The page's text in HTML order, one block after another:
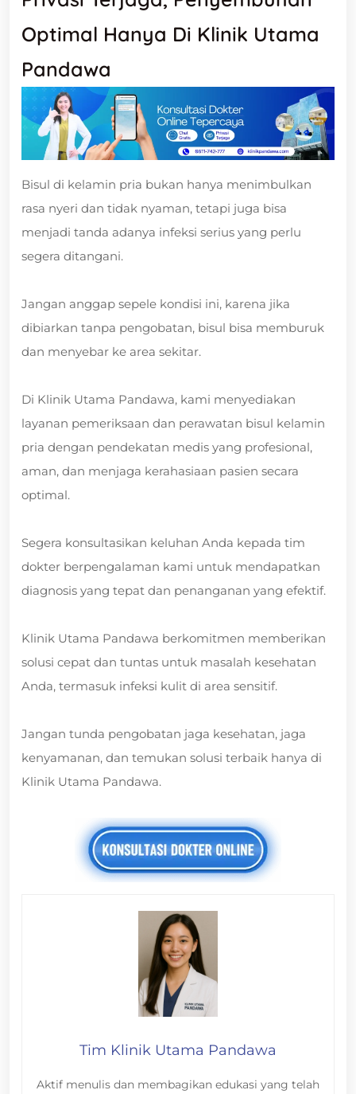
Optimal Hanya Di Klinik Utama
Pandawa
Bisul di kelamin pria bukan hanya menimbulkan
rasa nyeri dan tidak nyaman, tetapi juga bisa
menjadi tanda adanya infeksi serius yang perlu
segera ditangani.
Jangan anggap sepele kondisi ini, karena jika
dibiarkan tanpa pengobatan, bisul bisa memburuk
dan menyebar ke area sekitar.
Di Klinik Utama Pandawa, kami menyediakan
layanan pemeriksaan dan perawatan bisul kelamin
pria dengan pendekatan medis yang profesional,
aman, dan menjaga kerahasiaan pasien secara
optimal.
Segera konsultasikan keluhan Anda kepada tim
dokter berpengalaman kami untuk mendapatkan
diagnosis yang tepat dan penanganan yang efektif.
Klinik Utama Pandawa berkomitmen memberikan
solusi cepat dan tuntas untuk masalah kesehatan
Anda, termasuk infeksi kulit di area sensitif.
Jangan tunda pengobatan jaga kesehatan, jaga
kenyamanan, dan temukan solusi terbaik hanya di
Klinik Utama Pandawa.
Tim Klinik Utama Pandawa
Aktif menulis dan membagikan edukasi yang telah